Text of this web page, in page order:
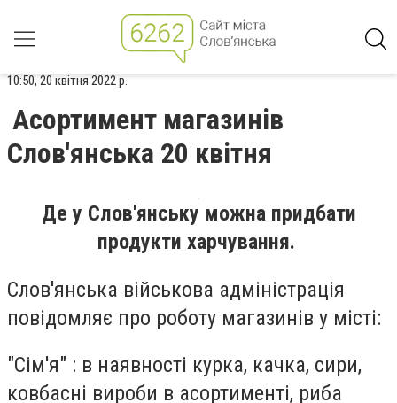
10:50, 20 квітня 2022 р.
Асортимент магазинів
Слов'янська 20 квітня
Де у Слов'янську можна придбати
продукти харчування.
Слов'янська військова адміністрація
повідомляє про роботу магазинів у місті:
"Сім'я" : в наявності курка, качка, сири,
ковбасні вироби в асортименті, риба